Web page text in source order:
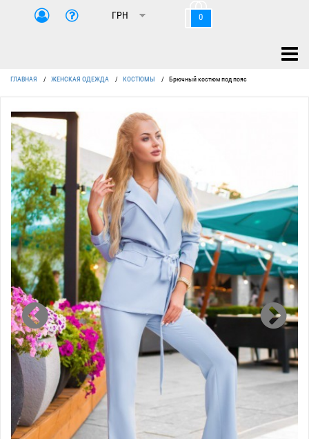
0
ГЛАВНАЯ / ЖЕНСКАЯ ОДЕЖДА / КОСТЮМЫ / Брючный костюм под пояс